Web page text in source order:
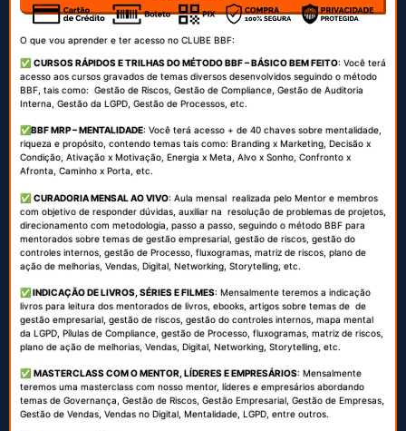
O que vou aprender e ter acesso no CLUBE BBF:
✅ CURSOS RÁPIDOS E TRILHAS DO MÉTODOBBF – BÁSICO BEM FEITO: Você terá
acesso aos cursos gravados de temas diversos desenvolvidos seguindo o método
BBF, tais como: Gestão de Riscos, Gestão de Compliance, Gestão de Auditoria
Interna Gestão da LGPD, Gestão de Processos, etc.
✅BBF MRP – MENTALIDADE: Você terá acesso + de 40 chaves sobre mentalidade,
riqueza e propósito, contendo temas tais como: Branding x Marketing, Decisão x
Condição, Ativação x Motivação, Energia x Meta, Alvo x Sonho, Confronto x
Afronta, Caminho x Porta, etc.
✅ CURADORIA MENSAL AO VIVO: Aula mensal realizada pelo Mentor e membros
com objetivo de responder dúvidas, auxiliar na resolução de problemas de projetos,
direcionamento com metodologia, passo a passo, seguindo o método BBF para
mentorados sobre temas de gestão empresarial, gestão de riscos, gestão do
controles internos, gestão de Processo, fluxogramas, matriz de riscos, plano de
ação de melhorias, Vendas, Digital, Networking, Storytelling, etc.
✅INDICAÇÃO DE LIVROS, SÉRIES E FILMES: Mensalmente teremos a indicação
livros para leitura dos mentorados de livros, ebooks, artigos sobre temas de de
gestão empresarial, gestão de riscos, gestão do controles internos, mapa mental
da LGPD, Pílulas de Compliance, gestão de Processo, fluxogramas, matriz de riscos,
plano de ação de melhorias, Vendas, Digital, Networking, Storytelling, etc.
✅ MASTERCLASS COM O MENTOR, LÍDERES E EMPRESÁRIOS: Mensalmente
teremos uma masterclass com nosso mentor, líderes e empresários abordando
temas de Governança, Gestão de Riscos, Gestão Empresarial, Gestão de Empresas,
Gestão de Vendas, Vendas no Digital, Mentalidade, LGPD, entre outros.